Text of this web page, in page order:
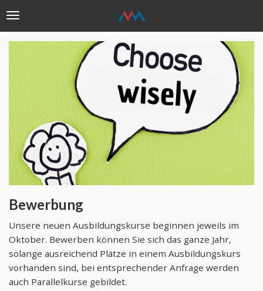
Direkt
zum
Inhalt
Toggle
navigation
Bewerbung
Unsere neuen Ausbildungskurse beginnen jeweils im
Oktober. Bewerben können Sie sich das ganze Jahr,
solange ausreichend Plätze in einem Ausbildungskurs
vorhanden sind, bei entsprechender Anfrage werden
auch Parallelkurse gebildet.